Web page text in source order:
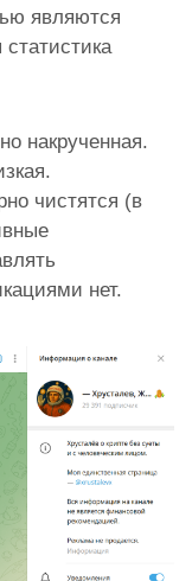
являются
накрученная.
чистятся (в
нет.